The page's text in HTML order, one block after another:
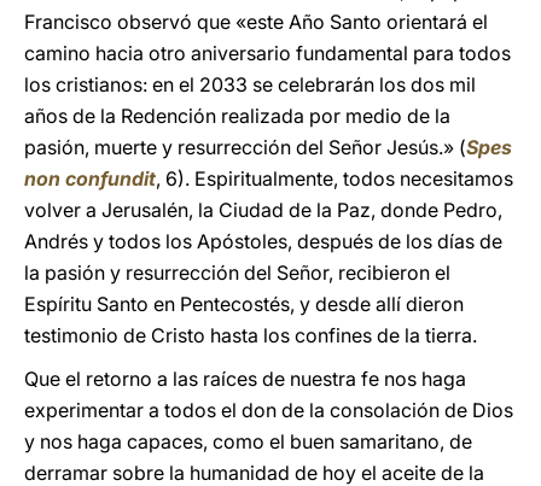
Francisco observó que «este Año Santo orientará el
camino hacia otro aniversario fundamental para todos
los cristianos: en el 2033 se celebrarán los dos mil
años de la Redención realizada por medio de la
pasión, muerte y resurrección del Señor Jesús.» (Spes
non confundit, 6). Espiritualmente, todos necesitamos
volver a Jerusalén, la Ciudad de la Paz, donde Pedro,
Andrés y todos los Apóstoles, después de los días de
la pasión y resurrección del Señor, recibieron el
Espíritu Santo en Pentecostés, y desde allí dieron
testimonio de Cristo hasta los confines de la tierra.
Que el retorno a las raíces de nuestra fe nos haga
experimentar a todos el don de la consolación de Dios
y nos haga capaces, como el buen samaritano, de
derramar sobre la humanidad de hoy el aceite de la